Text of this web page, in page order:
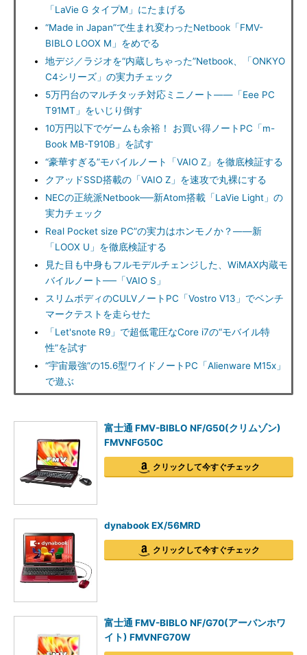
「LaVie G タイプM」にたまげる
“Made in Japan”で生まれ変わったNetbook「FMV-
BIBLO LOOX M」をめでる
地デジ／ラジオを“内蔵しちゃった”Netbook、「ONKYO
C4シリーズ」の実力チェック
5万円台のマルチタッチ対応ミニノート――「Eee PC
T91MT」をいじり倒す
10万円以下でゲームも余裕！ お買い得ノートPC「m-
Book MB-T910B」を試す
“豪華すぎる”モバイルノート「VAIO Z」を徹底検証する
クアッドSSD搭載の「VAIO Z」を速攻で丸裸にする
NECの正統派Netbook──新Atom搭載「LaVie Light」の
実力チェック
Real Pocket size PC”の実力はホンモノか？――新
「LOOX U」を徹底検証する
見た目も中身もフルモデルチェンジした、WiMAX内蔵モ
バイルノート──「VAIO S」
スリムボディのCULVノートPC「Vostro V13」でベンチ
マークテストを走らせた
「Let'snote R9」で超低電圧なCore i7の“モバイル特
性”を試す
“宇宙最強”の15.6型ワイドノートPC「Alienware M15x」
で遊ぶ
富士通 FMV-BIBLO NF/G50(クリムゾン)
FMVNFG50C
クリックして今すぐチェック
dynabook EX/56MRD
クリックして今すぐチェック
富士通 FMV-BIBLO NF/G70(アーバンホワ
イト) FMVNFG70W